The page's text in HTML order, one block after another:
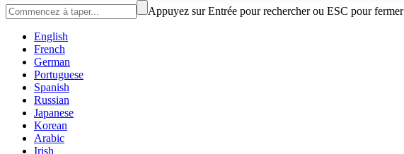
Appuyez sur Entrée pour rechercher ou ESC pour fermer
English
French
German
Portuguese
Spanish
Russian
Japanese
Korean
Arabic
Irish